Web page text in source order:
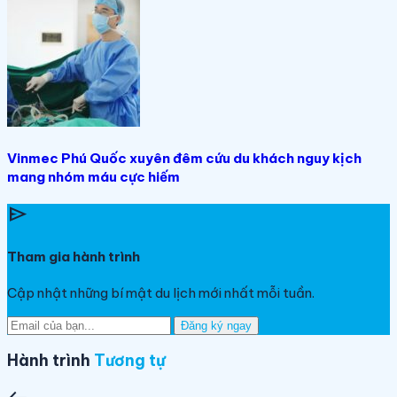
Vinmec Phú Quốc xuyên đêm cứu du khách nguy kịch
mang nhóm máu cực hiếm
send
Tham gia hành trình
Cập nhật những bí mật du lịch mới nhất mỗi tuần.
Đăng ký ngay
Hành trình Tương tự